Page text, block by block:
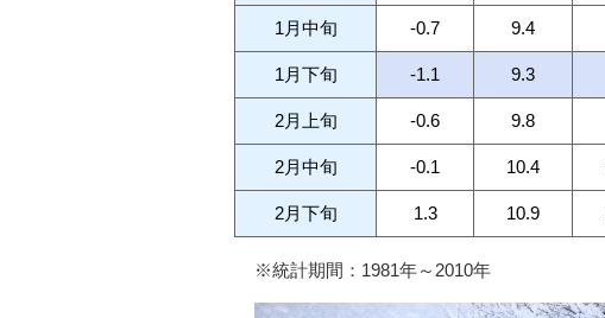
1月中旬 -0.7 9.4
1月下旬 -1.1 9.3
2月上旬 -0.6 9.8
2月中旬 -0.1 10.4
2月下旬 1.3 10.9
※統計期間：1981年～2010年